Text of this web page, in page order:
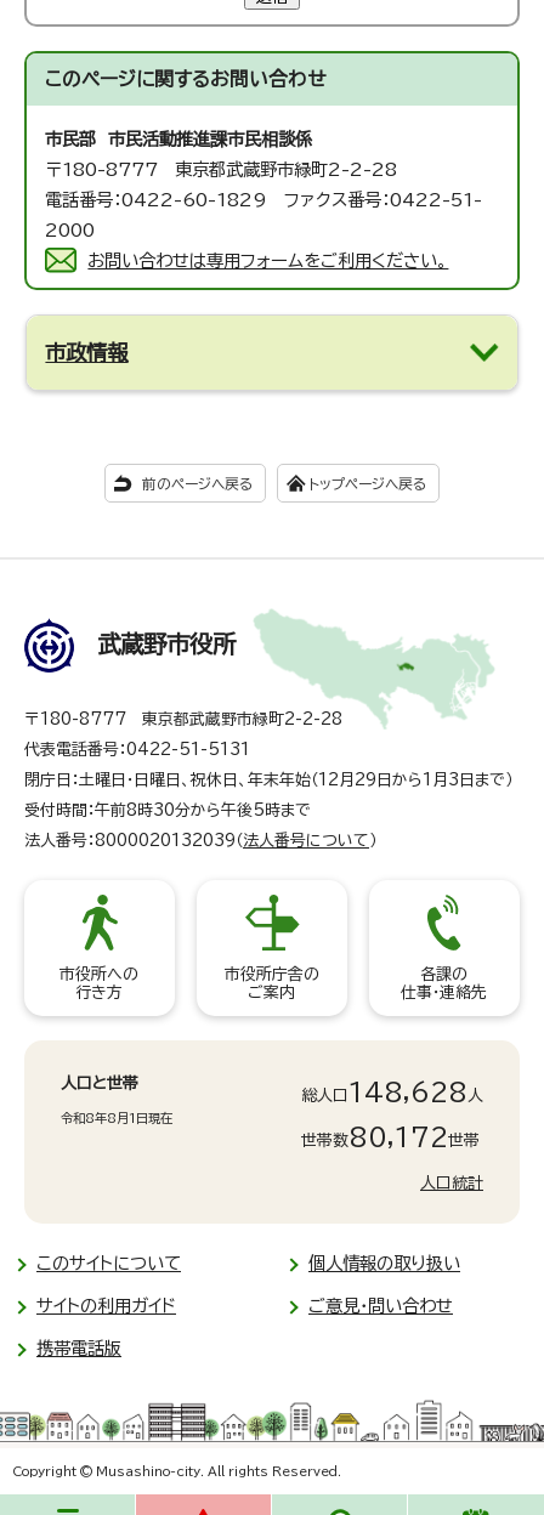
このページに関するお問い合わせ
市民部 市民活動推進課市民相談係
〒180-8777 東京都武蔵野市緑町2-2-28
電話番号：0422-60-1829 ファクス番号：0422-51-
2000
お問い合わせは専用フォームをご利用ください。
市政情報
前のページへ戻る トップページへ戻る
武蔵野市役所
〒180-8777 東京都武蔵野市緑町2-2-28
代表電話番号：0422-51-5131
閉庁日：土曜日・日曜日、祝休日、年末年始（12月29日から1月3日まで）
受付時間：午前8時30分から午後5時まで
法人番号：8000020132039（ 法人番号について ）
市役所への
行き方
市役所庁舎の
ご案内
各課の
仕事・連絡先
人口と世帯
令和8年8月1日現在
総人口 148,628 人
世帯数80,172世帯
人口統計
このサイトについて 個人情報の取り扱い
サイトの利用ガイド ご意見・問い合わせ
携帯電話版
Copyright © Musashino-city. All rights Reserved.